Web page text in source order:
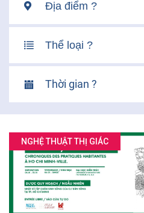
GIỎ HÀNG ĐĂNG
Thời gian ?
NGHỆ THUẬT THỊ GIÁC